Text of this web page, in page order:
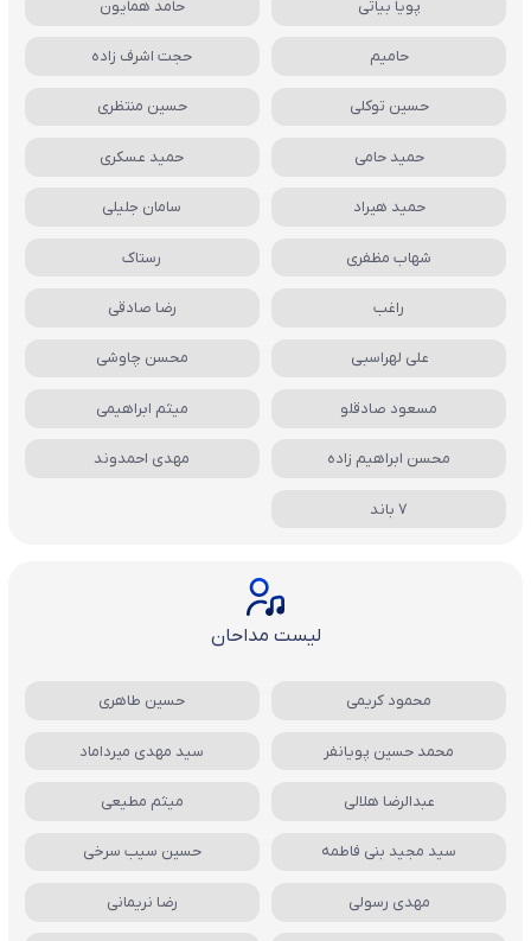
پویا بیاتی حامد همایون
حامیم حجت اشرف زاده
حسین توکلی حسین منتظری
حمید حامی حمید عسکری
حمید هیراد سامان جلیلی
شهاب مظفری رستاک
راغب رضا صادقی
علی لهراسبی محسن چاوشی
مسعود صادقلو میثم ابراهیمی
محسن ابراهیم زاده مهدی احمدوند
7 باند
لیست مداحان
محمود کریمی حسین طاهری
محمد حسین پویانفر سید مهدی میرداماد
عبدالرضا هلالی میثم مطیعی
سید مجید بنی فاطمه حسین سیب سرخی
مهدی رسولی رضا نریمانی